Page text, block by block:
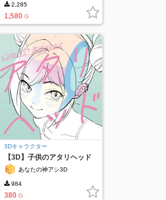
2,285
1,580 G
3Dキャラクター
【3D】子供のアタリヘッド
あなたの神アシ3D
984
380 G